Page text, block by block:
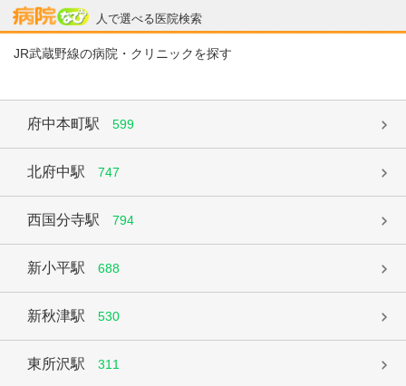
人で選べる医院検索
病院なび
JR武蔵野線の病院・クリニックを探す
府中本町駅 599
北府中駅 747
西国分寺駅 794
新小平駅 688
新秋津駅 530
東所沢駅 311